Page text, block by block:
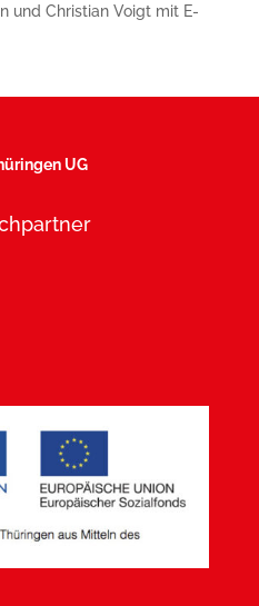
und Christian Voigt mit E-
UG